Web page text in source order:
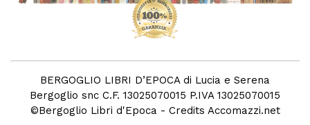
BERGOGLIO LIBRI D’EPOCA di Lucia e Serena
Bergoglio snc C.F. 13025070015 P.IVA 13025070015
©Bergoglio Libri d'Epoca - Credits Accomazzi.net